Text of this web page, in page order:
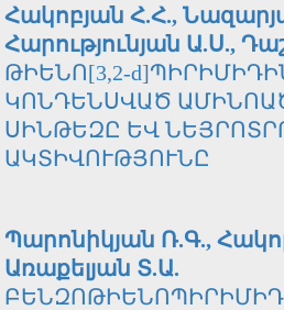
Հակոբյան Հ.Հ.,
Հարությունյան Ա.Ս.,
ԹԻԵՆՈ[3,2-
ԿՈՆԴԵՆՍՎԱԾ
ՍԻՆԹԵԶԸ ԵՎ
ԱԿՏԻՎՈՒԹՅՈՒՆԸ
Պարոնիկյան Ռ.Գ.,
Առաքելյան Տ.Ա.